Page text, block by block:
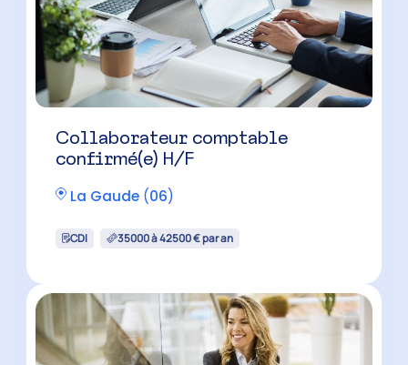
Collaborateur comptable
confirmé(e) H/F
La Gaude (06)
CDI 35000 à 42500 € par an